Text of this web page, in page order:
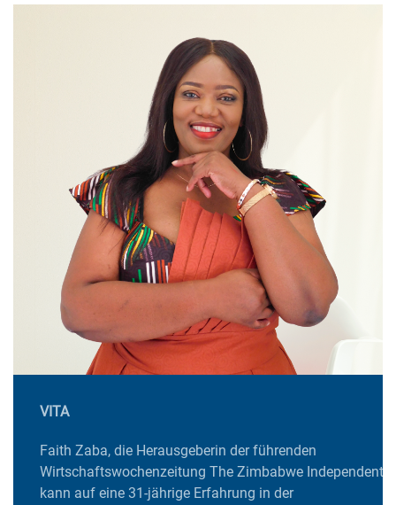
VITA
Faith Zaba, die Herausgeberin der führenden
Wirtschaftswochenzeitung The Zimbabwe Independent,
kann auf eine 31-jährige Erfahrung in der